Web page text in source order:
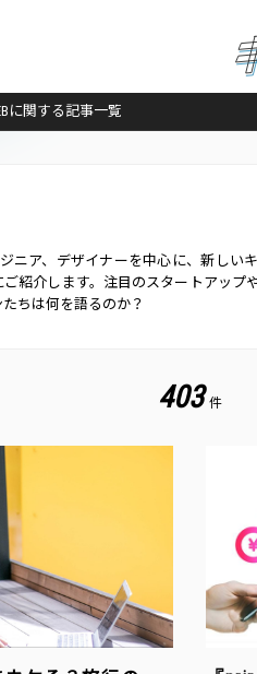
に関する記事一覧
ニア、デザイナーを中心に、新しい
紹介します。注目のスタートアップ
ちは何を語るのか？
403 件